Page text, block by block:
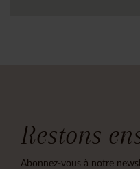
Restons
Abonnez-vous à notre